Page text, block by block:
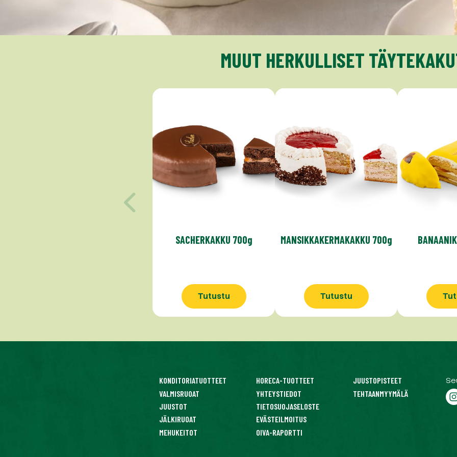
MUUT HERKULLISET
SACHERKAKKU 700g
Tutustu
MANSIKKA­KERMAKAKKU 700g
Tutustu
KONDITORIATUOTTEET
VALMISRUOAT
JUUSTOT
JÄLKIRUOAT
MEHUKEITOT
HORECA-TUOTTEET
YHTEYSTIEDOT
TIETOSUOJASELOSTE
EVÄSTEILMOITUS
OIVA-RAPORTTI
JUUSTOPISTEET
TEHTAANMYYMÄLÄ